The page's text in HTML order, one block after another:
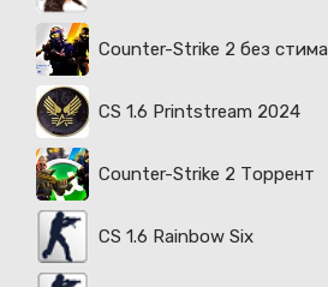
Counter-Strike 2 без стима
CS 1.6 Printstream 2024
Counter-Strike 2 Торрент
CS 1.6 Rainbow Six